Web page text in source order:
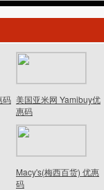
码 美国亚米网 Yamibuy优
惠码
Macy's(梅西百货) 优惠
码